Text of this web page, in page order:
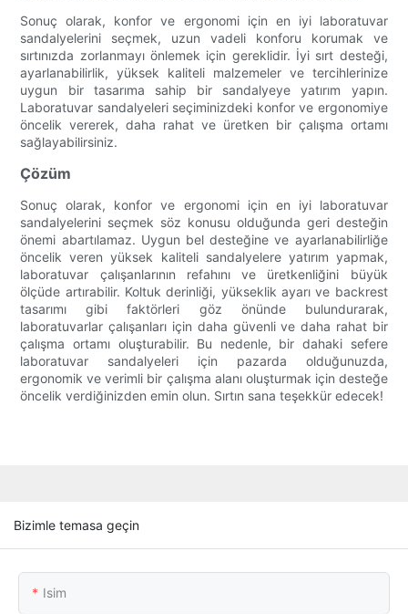
Sonuç olarak, konfor ve ergonomi için en iyi laboratuvar
sandalyelerini seçmek, uzun vadeli konforu korumak ve
sırtınızda zorlanmayı önlemek için gereklidir. İyi sırt desteği,
ayarlanabilirlik, yüksek kaliteli malzemeler ve tercihlerinize
uygun bir tasarıma sahip bir sandalyeye yatırım yapın.
Laboratuvar sandalyeleri seçiminizdeki konfor ve ergonomiye
öncelik vererek, daha rahat ve üretken bir çalışma ortamı
sağlayabilirsiniz.
Çözüm
Sonuç olarak, konfor ve ergonomi için en iyi laboratuvar
sandalyelerini seçmek söz konusu olduğunda geri desteğin
önemi abartılamaz. Uygun bel desteğine ve ayarlanabilirliğe
öncelik veren yüksek kaliteli sandalyelere yatırım yapmak,
laboratuvar çalışanlarının refahını ve üretkenliğini büyük
ölçüde artırabilir. Koltuk derinliği, yükseklik ayarı ve backrest
tasarımı gibi faktörleri göz önünde bulundurarak,
laboratuvarlar çalışanları için daha güvenli ve daha rahat bir
çalışma ortamı oluşturabilir. Bu nedenle, bir dahaki sefere
laboratuvar sandalyeleri için pazarda olduğunuzda,
ergonomik ve verimli bir çalışma alanı oluşturmak için desteğe
öncelik verdiğinizden emin olun. Sırtın sana teşekkür edecek!
Bizimle temasa geçin
Isim